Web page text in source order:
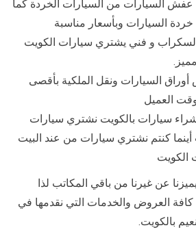
السيارات من السيارات الخردة كما
السيارات وبأسعار مناسبة
و فني يشتري سيارات الكويت
السيارات ونقل الملكية بأقصى
العميل
سيارات بالكويت نشتري سيارات
كنتم نشتري سيارات من عند البيت
عن غيرنا من باقي المكاتب لذا
كافة العروض والخدمات التي نقدمها في
بالكويت.